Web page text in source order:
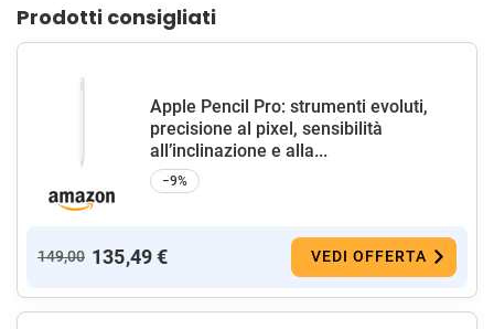
Prodotti consigliati
Apple Pencil Pro: strumenti evoluti,
precisione al pixel, sensibilità
all’inclinazione e alla...
−9%
149,00 135,49 € VEDI OFFERTA